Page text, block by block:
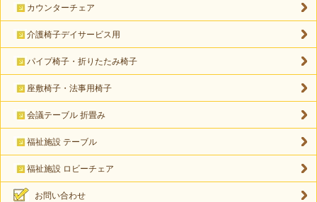
カウンターチェア
介護椅子デイサービス用
パイプ椅子・折りたたみ椅子
座敷椅子・法事用椅子
会議テーブル 折畳み
福祉施設 テーブル
福祉施設 ロビーチェア
お問い合わせ